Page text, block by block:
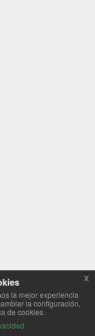
la mejor experiencia
la configuración,
de cookies.
x